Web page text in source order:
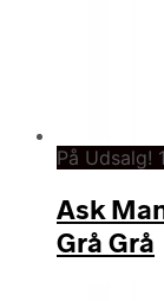
På Udsalg!
Ask
Grå Grå